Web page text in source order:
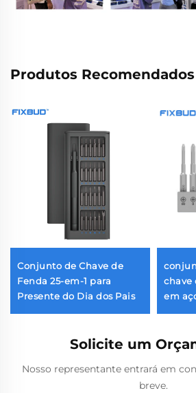
Produtos Recomendados
Conjunto de Chave de
Fenda 25-em-1 para
Presente do Dia dos Pais
chave
em
Solicite um
Nosso representante entrará em
breve.